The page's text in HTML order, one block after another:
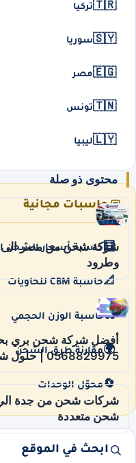
محتوى ذو صلة
شركة شحن من مصر الى
وطرود
أفضل شركة شحن بري
0568829975 | حلول شحن دولي متكاملة
شحن متعددة
🇹🇷تركيا
🇸🇾سوريا
🇪🇬مصر
🇹🇳تونس
🇱🇾ليبيا
حاسبات مجانية
🧮 حاسبة أسعار الشحن
📐حاسبة CBM للحاويات
⚖️حاسبة الوزن الحجمي
🌍مقارنة طرق الشحن
🔄محوّل الوحدات
ابحث في الموقع